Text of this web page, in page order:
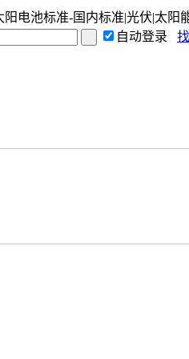
电池标准-国内标准|光伏|太阳
自动登录